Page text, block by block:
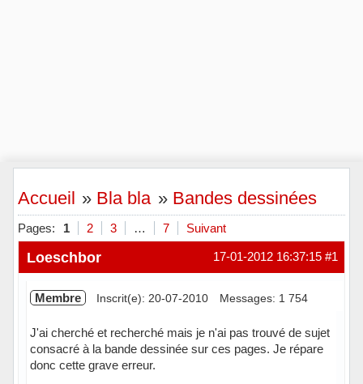
Accueil » Bla bla » Bandes dessinées
Pages: 1 2 3 … 7 Suivant
#1
17-01-2012 16:37:15
Loeschbor
Membre Inscrit(e): 20-07-2010 Messages: 1 754
J'ai cherché et recherché mais je n'ai pas trouvé de sujet
consacré à la bande dessinée sur ces pages. Je répare
donc cette grave erreur.